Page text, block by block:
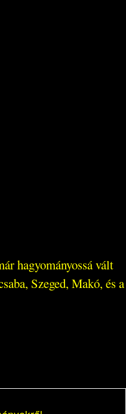
hagyományossá vált
Szeged, Makó, és a